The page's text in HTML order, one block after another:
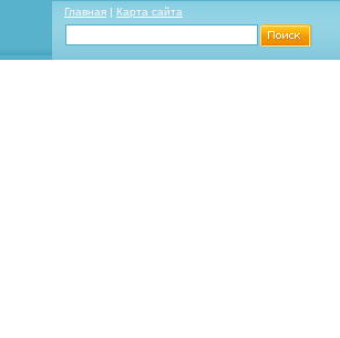
Главная | Карта сайта